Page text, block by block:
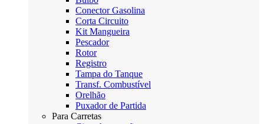
Conector Gasolina
Corta Circuito
Kit Mangueira
Pescador
Rotor
Registro
Tampa do Tanque
Transf. Combustível
Orelhão
Puxador de Partida
Para Carretas